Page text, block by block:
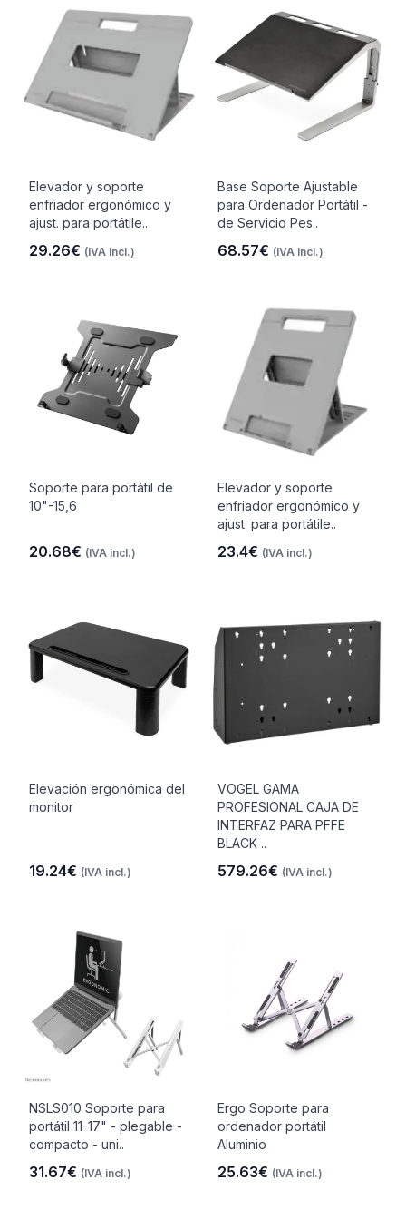
Elevador y soporte
enfriador ergonómico y
ajust. para portátile..
29.26€ (IVA incl.)
Base Soporte Ajustable
para Ordenador Portátil -
de Servicio Pes..
68.57€ (IVA incl.)
Soporte para portátil de
10"-15,6
20.68€ (IVA incl.)
Elevador y soporte
enfriador ergonómico y
ajust. para portátile..
23.4€ (IVA incl.)
Elevación ergonómica del
monitor
19.24€ (IVA incl.)
VOGEL GAMA
PROFESIONAL CAJA DE
INTERFAZ PARA PFFE
BLACK ..
579.26€ (IVA incl.)
NSLS010 Soporte para
portátil 11-17" - plegable -
compacto - uni..
31.67€ (IVA incl.)
Ergo Soporte para
ordenador portátil
Aluminio
25.63€ (IVA incl.)